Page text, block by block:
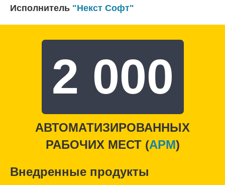
Исполнитель "Некст Софт"
2 000
АВТОМАТИЗИРОВАННЫХ
РАБОЧИХ МЕСТ (APM)
Внедренные продукты